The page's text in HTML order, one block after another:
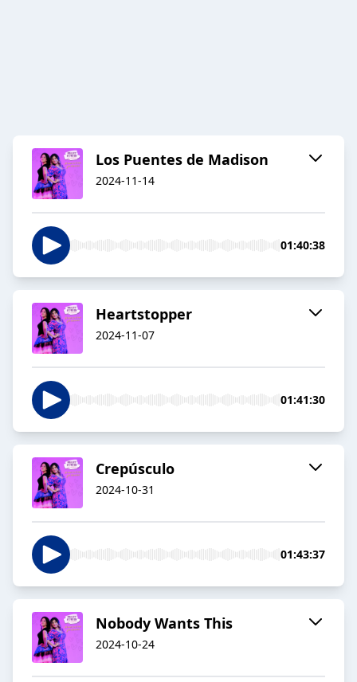
Los Puentes de Madison
2024-11-14
01:40:38
Heartstopper
2024-11-07
01:41:30
Crepúsculo
2024-10-31
01:43:37
Nobody Wants This
2024-10-24